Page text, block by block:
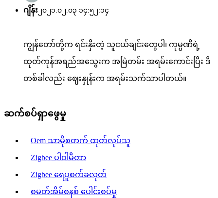
ဂျိန်း ၂၀၂၁.၀၂.၀၃ ၁၄:၅၂:၁၄
ကျွန်တော်တို့က ရင်းနှီးတဲ့ သူငယ်ချင်းတွေပါ၊ ကုမ္ပဏီရဲ့
ထုတ်ကုန်အရည်အသွေးက အမြဲတမ်း အရမ်းကောင်းပြီး ဒီ
တစ်ခါလည်း ဈေးနှုန်းက အရမ်းသက်သာပါတယ်။
ဆက်စပ်ရှာဖွေမှု
Oem သာမိုစတက် ထုတ်လုပ်သူ
Zigbee ပါဝါမီတာ
Zigbee ရေပူစက်ခလုတ်
စမတ်အိမ်စနစ် ပေါင်းစပ်မှု